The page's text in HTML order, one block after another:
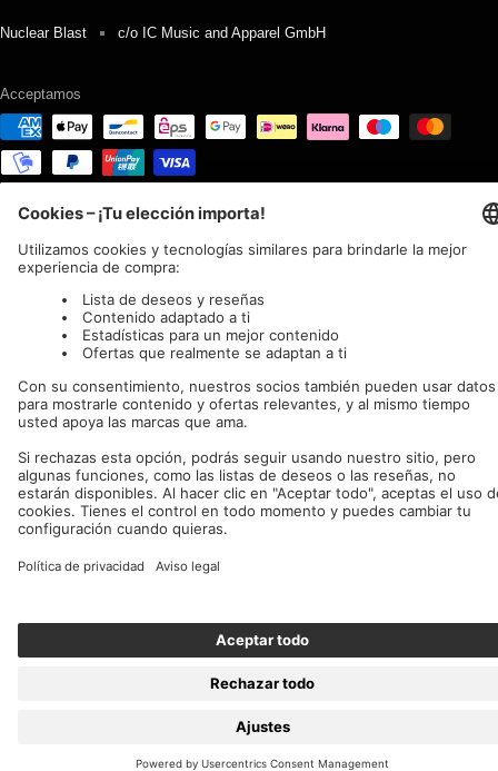
Nuclear Blast c/o IC Music and Apparel GmbH
Acceptamos